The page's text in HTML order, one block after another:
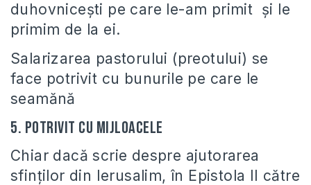
duhovniceşti pe care le-am primit şi le
primim de la ei.
Salarizarea pastorului (preotului) se
face potrivit cu bunurile pe care le
seamănă
5. Potrivit cu mijloacele
Chiar dacă scrie despre ajutorarea
sfinţilor din Ierusalim, în Epistola II către